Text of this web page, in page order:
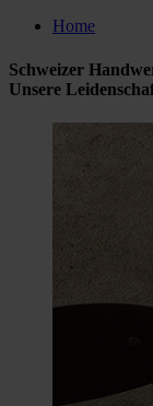
Home
Schweizer
Unsere